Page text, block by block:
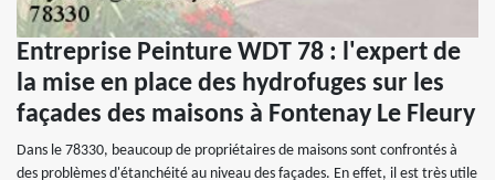
Entreprise Peinture WDT 78 : l'expert de
la mise en place des hydrofuges sur les
façades des maisons à Fontenay Le Fleury
Dans le 78330, beaucoup de propriétaires de maisons sont confrontés à
des problèmes d'étanchéité au niveau des façades. En effet, il est très utile